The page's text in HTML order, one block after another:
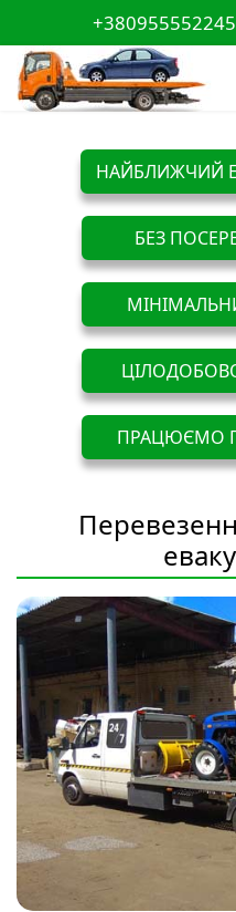
+380955552245
НАЙБЛИЖЧИЙ
БЕЗ
ПРАЦЮЄМО